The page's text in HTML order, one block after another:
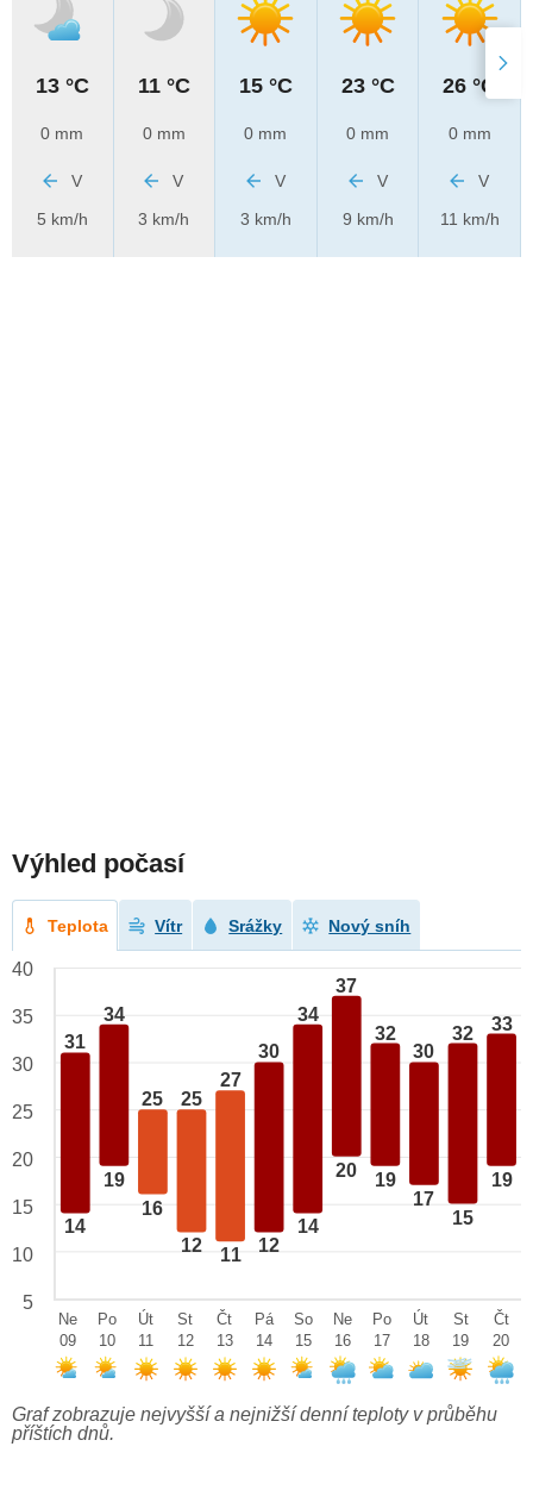
13 °C
0 mm
V
5 km/h
11 °C
0 mm
V
3 km/h
15 °C
0 mm
V
3 km/h
23 °C
0 mm
V
9 km/h
26 °C
0 mm
V
11 km/h
Výhled počasí
Teplota Vítr Srážky Nový sníh
31
14
34
19
25
16
25
12
27
11
30
12
34
14
37
20
32
19
30
17
32
15
33
19
40
35
30
25
20
15
10
5
Ne
09
Po
10
Út
11
St
12
Čt
13
Pá
14
So
15
Ne
16
Po
17
Út
18
St
19
Čt
20
Graf zobrazuje nejvyšší a nejnižší denní teploty v průběhu
příštích dnů.